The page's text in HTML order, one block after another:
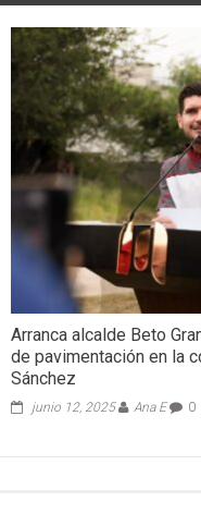
Arranca alcalde Beto
de pavimentación en la
Sánchez
junio 12, 2025 Ana E 0